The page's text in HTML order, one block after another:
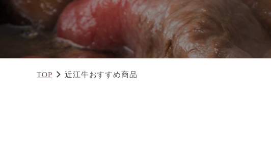
TOP 近江牛おすすめ商品